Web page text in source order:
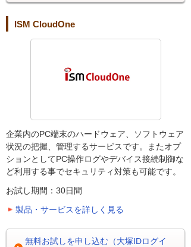
ISM CloudOne
企業内のPC端末のハードウェア、ソフトウェア
状況の把握、管理するサービスです。またオプ
ションとしてPC操作ログやデバイス接続制御な
ど利用する事でセキュリティ対策も可能です。
お試し期間：30日間
製品・サービスを詳しく見る
無料お試しを申し込む（大塚IDログイ